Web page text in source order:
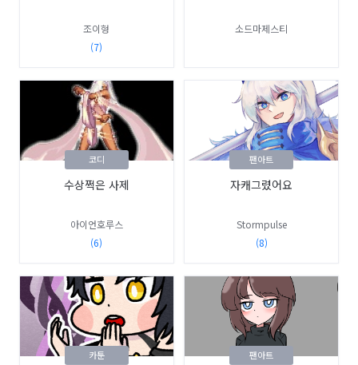
조이형
(7)
소드마제스티
수상쩍은 사제
아이언호루스
(6)
코디
자캐그렸어요
Stormpulse
(8)
팬아트
카툰 팬아트